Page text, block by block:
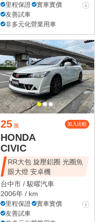
里程保證
實車實價
友善試車
非多元化營業用車
25 萬 加入比較
HONDA
CIVIC
RR大包 旋壓鋁圈 光圈魚
眼大燈 安卓機
台中市 / 駿曜汽車
2006年 / km
里程保證
實車實價
友善試車